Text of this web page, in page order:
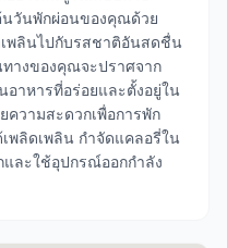
นวันพักผ่อนของคุณด้วย
พลินไปกับรสชาติอันสดชื่น
างของคุณจะปราศจาก
อาหารที่อร่อยและตั้งอยู่ใน
ความสะดวกเพื่อการพัก
พลิดเพลิน กำจัดแคลอรี่ใน
ละใช้อุปกรณ์ออกกำลัง